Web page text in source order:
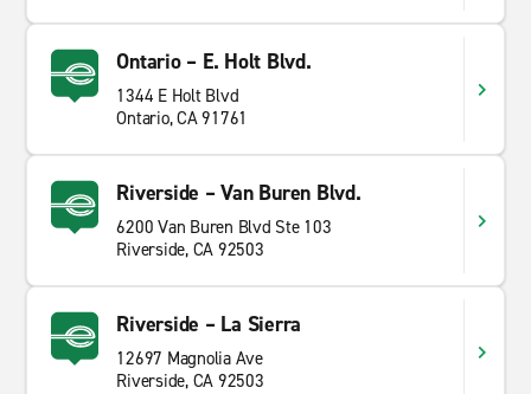
Ontario – E. Holt Blvd.
1344 E Holt Blvd
Ontario, CA 91761
Riverside – Van Buren Blvd.
6200 Van Buren Blvd Ste 103
Riverside, CA 92503
Riverside – La Sierra
12697 Magnolia Ave
Riverside, CA 92503